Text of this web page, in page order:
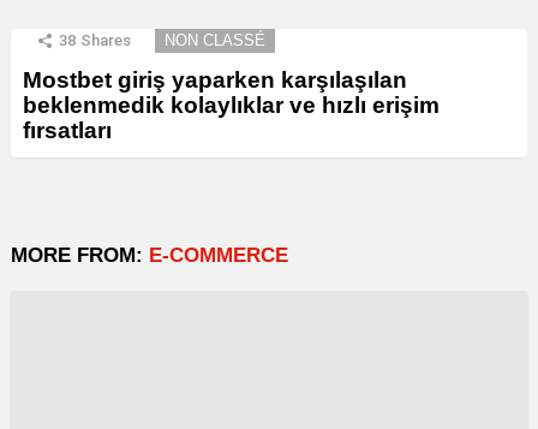
38 Shares NON CLASSÉ
Mostbet giriş yaparken karşılaşılan
beklenmedik kolaylıklar ve hızlı erişim
fırsatları
MORE FROM: E-COMMERCE